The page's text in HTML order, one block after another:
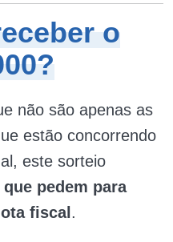
o
não são apenas as
estão concorrendo
este sorteio
pedem para
fiscal .